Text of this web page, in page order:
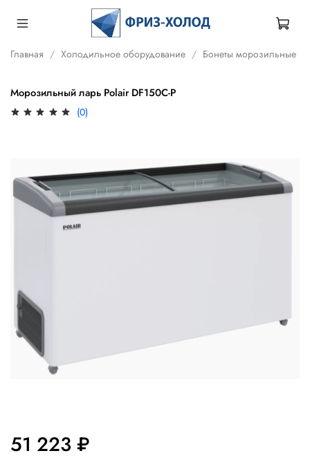
Главная Холодильное оборудование Бонеты морозильные
Морозильный ларь Polair DF150C-P
(0)
51 223 ₽